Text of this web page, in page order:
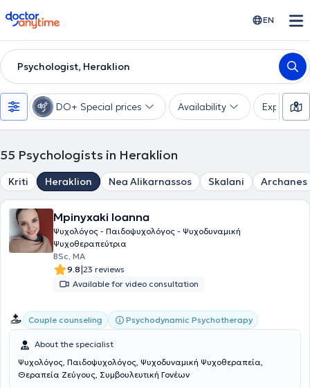
doctoranytime EN
Psychologist, Heraklion
DO+ Special prices Availability Expertise
55 Psychologists in Heraklion
Kriti Heraklion Nea Alikarnassos Skalani Archanes
Mpinyxaki Ioanna
Ψυχολόγος - Παιδοψυχολόγος - Ψυχοδυναμική
Ψυχοθεραπεύτρια
BSc, MA
9.8|23 reviews
Available for video consultation
Couple counseling Psychodynamic Psychotherapy
About the specialist
Ψυχολόγος, Παιδοψυχολόγος, Ψυχοδυναμική Ψυχοθεραπεία,
Θεραπεία Ζεύγους, Συμβουλευτική Γονέων